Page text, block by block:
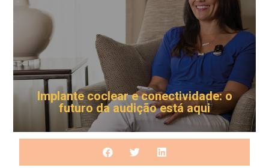
Implante coclear e conectividade: o
futuro da audição está aqui